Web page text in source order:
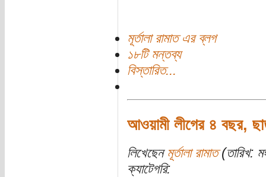
মূর্তালা রামাত এর ব্লগ
১৮টি মন্তব্য
বিস্তারিত...
আওয়ামী লীগের ৪ বছর,
লিখেছেন মূর্তালা রামাত(তারিখ:
ক্যাটেগরি: